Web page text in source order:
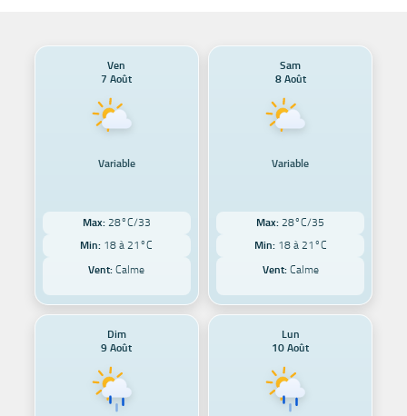
Ven
7 Août
Variable
Max: 28°C/33
Min: 18 à 21°C
Vent: Calme
Sam
8 Août
Variable
Max: 28°C/35
Min: 18 à 21°C
Vent:Calme
Dim
9 Août
Lun
10 Août